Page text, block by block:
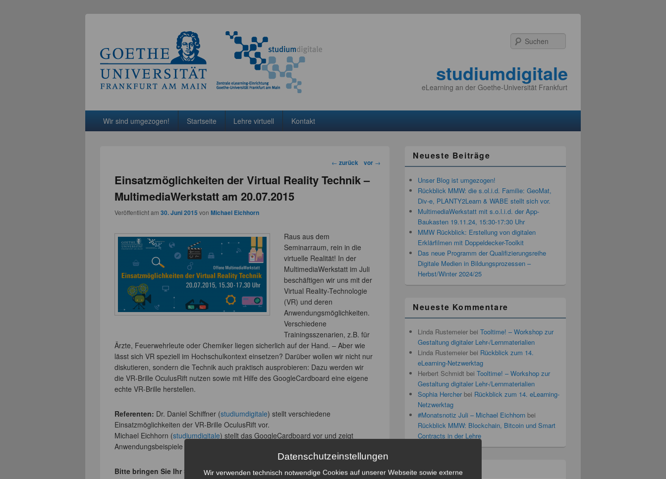
studiumdigitale
eLearning an der Goethe-Universität Frankfurt
HauptmenüWeiter zum Hauptinhalt
Weiter zum Sekundärinhalt
Wir sind umgezogen! Startseite Lehre virtuell Kontakt
Beitragsnavigation
← zurück vor →
Einsatzmöglichkeiten der Virtual Reality Technik –
MultimediaWerkstatt am 20.07.2015
Veröffentlicht am30. Juni 2015 vonMichael Eichhorn
Raus aus dem
Seminarraum, rein in die
virtuelle Realität! In der
MultimediaWerkstatt im Juli
beschäftigen wir uns mit der
Virtual Reality-Technologie
(VR) und deren
Anwendungsmöglichkeiten.
Verschiedene
Trainingsszenarien, z.B. für
Ärzte, Feuerwehrleute oder Chemiker liegen sicherlich auf der Hand. – Aber wie
lässt sich VR speziell im Hochschulkontext einsetzen? Darüber wollen wir nicht nur
diskutieren, sondern die Technik auch praktisch ausprobieren: Dazu werden wir
die VR-Brille OculusRift nutzen sowie mit Hilfe des GoogleCardboard eine eigene
echte VR-Brille herstellen.
Referenten: Dr. Daniel Schiffner (studiumdigitale) stellt verschiedene
Einsatzmöglichkeiten der VR-Brille OculusRift vor.
Michael Eichhorn (studiumdigitale) stellt das GoogleCardboard vor und zeigt
Anwendungsbeispiele für diese VR-Brille zum Selbstbasteln.
Bitte bringen Sie Ihr Smartphone mit!
Neueste Beiträge
Unser Blog ist umgezogen!
Rückblick MMW: die s.ol.i.d. Familie: GeoMat,
Div-e, PLANTY2Learn & WABE stellt sich vor.
MultimediaWerkstatt mit s.o.l.i.d. der App-
Baukasten 19.11.24, 15:30-17:30 Uhr
MMW Rückblick: Erstellung von digitalen
Erklärfilmen mit Doppeldecker-Toolkit
Das neue Programm der Qualifizierungsreihe
Digitale Medien in Bildungsprozessen –
Herbst/Winter 2024/25
Neueste Kommentare
Linda Rustemeier bei Tooltime! – Workshop zur
Gestaltung digitaler Lehr-/Lernmaterialien
Linda Rustemeier bei Rückblick zum 14.
eLearning-Netzwerktag
Herbert Schmidt bei Tooltime! – Workshop zur
Gestaltung digitaler Lehr-/Lernmaterialien
Sophia Hercher bei Rückblick zum 14. eLearning-
Netzwerktag
#Monatsnotiz Juli – Michael Eichhorn bei
Rückblick MMW: Blockchain, Bitcoin und Smart
Contracts in der Lehre
Kategorien
Datenschutzeinstellungen
Wir verwenden technisch notwendige Cookies auf unserer Webseite sowie externe